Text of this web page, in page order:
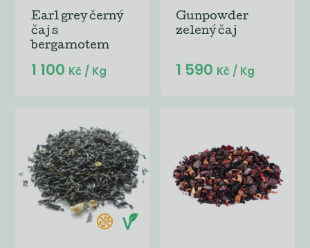
Earl grey černý
čaj s
bergamotem
1 100 Kč / Kg
Gunpowder
zelený čaj
1 590 Kč / Kg